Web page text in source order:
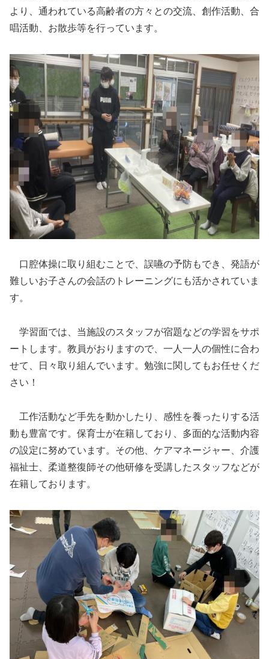
より、通われている高齢者の方々との交流、創作活動、合
唱活動、お散歩等を行っています。
口腔体操に取り組むことで、誤嚥の予防もでき、発語が
難しいお子さんの会話のトレーニングにも活かされていま
す。
学習面では、当施設のスタッフが宿題などの学習をサポ
ートします。教員がおりますので、一人一人の個性に合わ
せて、日々取り組んでいます。勉強に関してもお任せくだ
さい！
工作活動など手先を動かしたり、感性を養ったりする活
動も豊富です。保育士が在籍しており、多面的な活動内容
の設定に努めています。その他、ケアマネージャー、介護
福祉士、柔道整復師その他研修を受講したスタッフなどが
在籍しております。